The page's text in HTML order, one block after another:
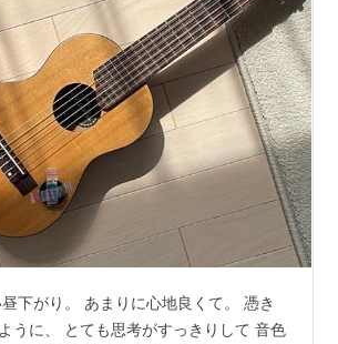
下がり。 あまりに心地良くて。 憑き
うに、 とても思考がすっきりして 音色